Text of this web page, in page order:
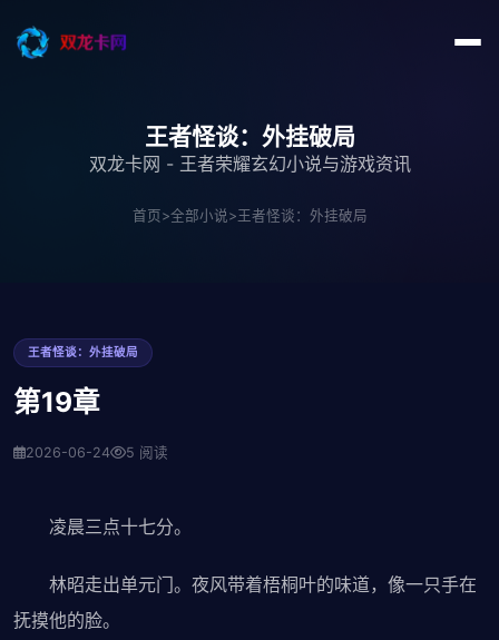
王者怪谈：外挂破局
双龙卡网 - 王者荣耀玄幻小说与游戏资讯
首页>全部小说>王者怪谈：外挂破局
王者怪谈：外挂破局
第19章
2026-06-24 5 阅读
凌晨三点十七分。
林昭走出单元门。夜风带着梧桐叶的味道，像一只手在
抚摸他的脸。